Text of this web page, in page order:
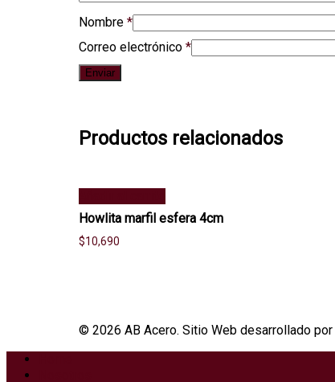
Nombre *
Correo electrónico *
Productos relacionados
Howlita marfil esfera 4cm
$10,690
© 2026 AB Acero. Sitio Web desarrollado por